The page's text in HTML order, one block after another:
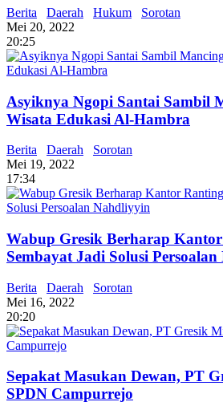
Berita Daerah Hukum
Sorotan
Mei 20, 2022
20:25
Asyiknya Ngopi Santai Sambil
Wisata Edukasi Al-Hambra
Berita Daerah
Sorotan
Mei 19, 2022
17:34
Wabup Gresik Berharap
Sembayat Jadi Solusi
Berita Daerah
Sorotan
Mei 16, 2022
20:20
Sepakat Masukan Dewan, PT
SPDN Campurrejo